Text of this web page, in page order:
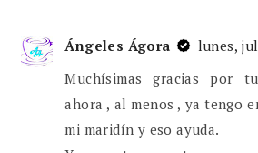
Ángeles Ágora
lunes,
Muchísimas gracias por
ahora , al menos , ya tengo
mi maridín y eso ayuda.